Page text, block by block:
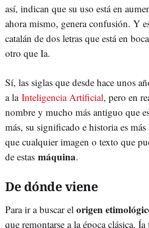
así, indican que su uso está en
ahora mismo, genera confusión. Y
catalán de dos letras que está en
otro que Ia.
Sí, las siglas que desde hace unos
a la Inteligencia Artificial, pero en
nombre y mucho más antiguo que
más, su significado e historia es más
que cualquier imagen o texto que
de estas máquina.
De dónde viene
Para ir a buscar el origen
que remontarse a la época clásica.